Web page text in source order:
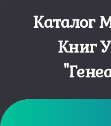
Каталог
Книг